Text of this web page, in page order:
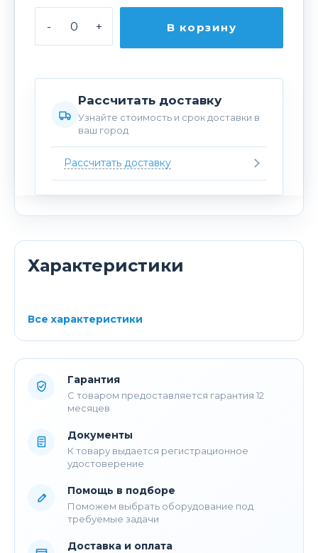
- + В корзину
Рассчитать доставку
Узнайте стоимость и срок доставки в
ваш город
Рассчитать доставку
Характеристики
Все характеристики
Гарантия
С товаром предоставляется гарантия 12
месяцев
Документы
К товару выдается регистрационное
удостоверение
Помощь в подборе
Поможем выбрать оборудование под
требуемые задачи
Доставка и оплата